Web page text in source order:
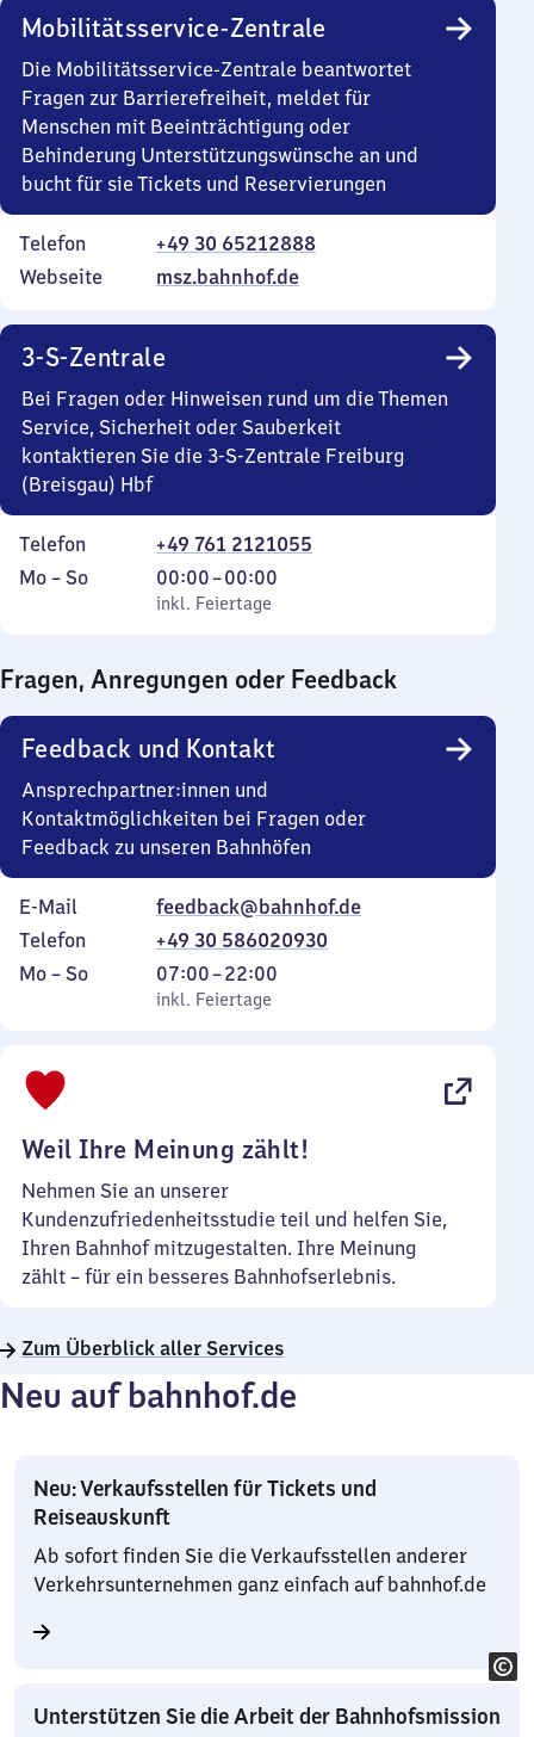
Mobilitätsservice-Zentrale
Die Mobilitätsservice-Zentrale beantwortet
Fragen zur Barrierefreiheit, meldet für
Menschen mit Beeinträchtigung oder
Behinderung Unterstützungswünsche an und
bucht für sie Tickets und Reservierungen
Telefon
+49 30 65212888
Webseite
msz.bahnhof.de
3-S-Zentrale
Bei Fragen oder Hinweisen rund um die Themen
Service, Sicherheit oder Sauberkeit
kontaktieren Sie die 3-S-Zentrale Freiburg
(Breisgau) Hbf
Telefon
+49 761 2121055
Montag
Mo – So,
inkl. Feiertage
00:00–00:00
Von
0
0
Uhr
inkl. Feiertage
Fragen, Anregungen oder Feedback
Feedback und Kontakt
Ansprechpartner:innen und
Kontaktmöglichkeiten bei Fragen oder
Feedback zu unseren Bahnhöfen
E-Mail
feedback@bahnhof.de
Telefon
+49 30 586020930
Montag
Mo – So,
inkl. Feiertage
07:00–22:00
Von
7
inkl. Feiertage
Weil Ihre Meinung zählt!
Nehmen Sie an unserer
Kundenzufriedenheitsstudie teil und helfen Sie,
Ihren Bahnhof mitzugestalten. Ihre Meinung
zählt – für ein besseres Bahnhofserlebnis.
Zum Überblick aller Services
Neu auf bahnhof.de
Neu: Verkaufsstellen für Tickets und
Reiseauskunft
Ab sofort finden Sie die Verkaufsstellen anderer
Verkehrsunternehmen ganz einfach auf bahnhof.de
Unterstützen Sie die Arbeit der Bahnhofsmission